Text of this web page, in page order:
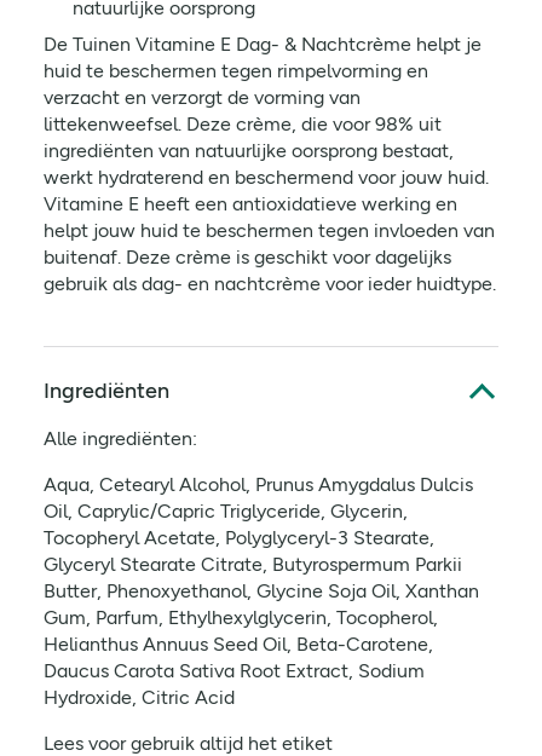
natuurlijke oorsprong
De Tuinen Vitamine E Dag- & Nachtcrème helpt je
huid te beschermen tegen rimpelvorming en
verzacht en verzorgt de vorming van
littekenweefsel. Deze crème, die voor 98% uit
ingrediënten van natuurlijke oorsprong bestaat,
werkt hydraterend en beschermend voor jouw huid.
Vitamine E heeft een antioxidatieve werking en
helpt jouw huid te beschermen tegen invloeden van
buitenaf. Deze crème is geschikt voor dagelijks
gebruik als dag- en nachtcrème voor ieder huidtype.
Ingrediënten
Alle ingrediënten:
Aqua, Cetearyl Alcohol, Prunus Amygdalus Dulcis
Oil, Caprylic/Capric Triglyceride, Glycerin,
Tocopheryl Acetate, Polyglyceryl-3 Stearate,
Glyceryl Stearate Citrate, Butyrospermum Parkii
Butter, Phenoxyethanol, Glycine Soja Oil, Xanthan
Gum, Parfum, Ethylhexylglycerin, Tocopherol,
Helianthus Annuus Seed Oil, Beta-Carotene,
Daucus Carota Sativa Root Extract, Sodium
Hydroxide, Citric Acid
Lees voor gebruik altijd het etiket